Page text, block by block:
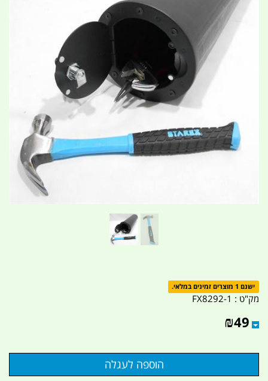
ישנם 1 מוצרים זמינים במלאי.
מק"ט : FX8292-1
₪49